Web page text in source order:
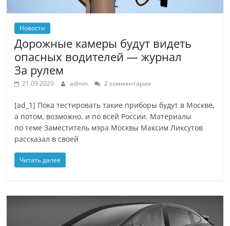
Новости
Дорожные камеры будут видеть
опасных водителей — журнал
За рулем
21.09.2020 admin 2 комментария
[ad_1] Пока тестировать такие приборы будут в Москве,
а потом, возможно, и по всей России. Материалы
по теме Заместитель мэра Москвы Максим Ликсутов
рассказал в своей
Читать далее